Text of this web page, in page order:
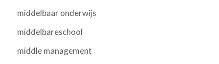
middelbaar onderwijs
middelbareschool
middle management